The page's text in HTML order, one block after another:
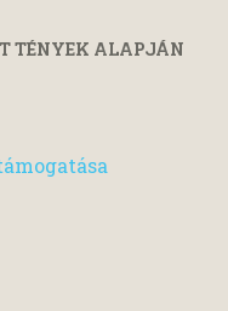
TÉNYEK ALAPJÁN